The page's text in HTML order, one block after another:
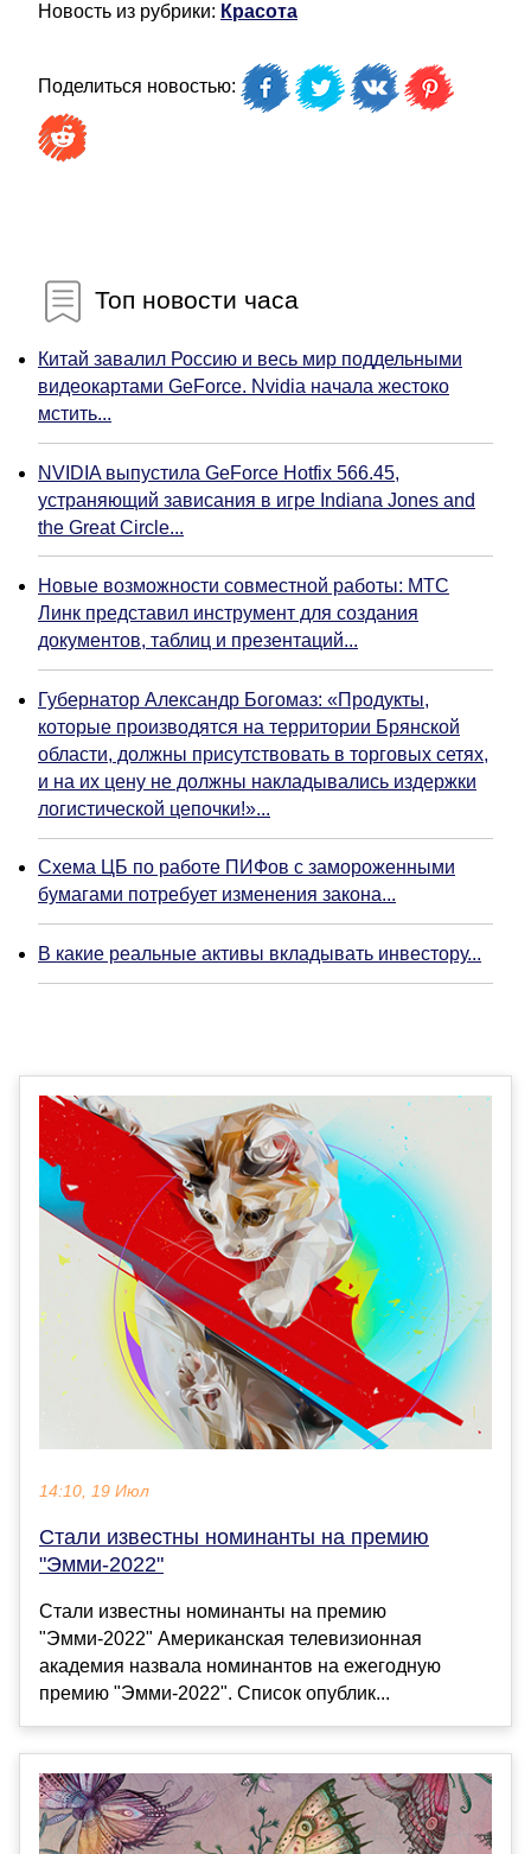
Новость из рубрики: Красота
Поделиться новостью:
Топ новости часа
Китай завалил Россию и весь мир поддельными
видеокартами GeForce. Nvidia начала жестоко
мстить...
NVIDIA выпустила GeForce Hotfix 566.45,
устраняющий зависания в игре Indiana Jones and
the Great Circle...
Новые возможности совместной работы: МТС
Линк представил инструмент для создания
документов, таблиц и презентаций...
Губернатор Александр Богомаз: «Продукты,
которые производятся на территории Брянской
области, должны присутствовать в торговых сетях,
и на их цену не должны накладывались издержки
логистической цепочки!»...
Схема ЦБ по работе ПИФов с замороженными
бумагами потребует изменения закона...
В какие реальные активы вкладывать инвестору...
14:10, 19 Июл
Стали известны номинанты на премию
"Эмми-2022"
Стали известны номинанты на премию
"Эмми-2022" Американская телевизионная
академия назвала номинантов на ежегодную
премию "Эмми-2022". Список опублик...